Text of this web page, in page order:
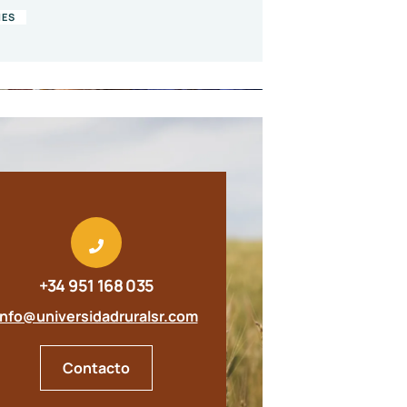
+34 951 168 035
Contacto